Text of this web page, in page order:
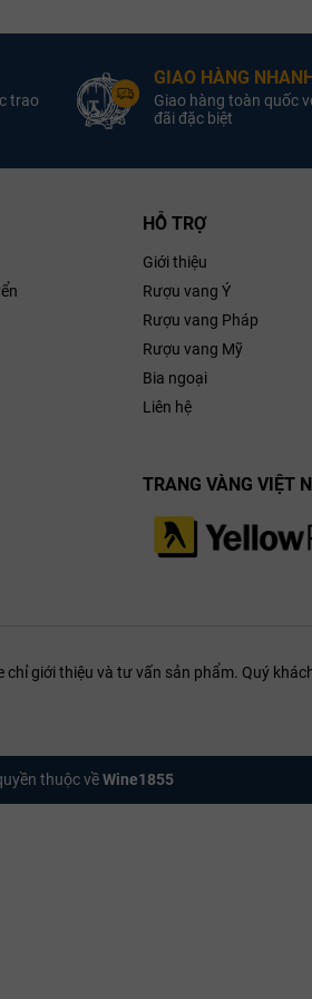
Giống nho:
Dung tích :
750ml
trao
GIAO HÀNG
Giao hàng toàn quốc
đãi đặc biệt
HỖ TRỢ
Giới thiệu
Rượu vang Ý
Rượu vang Pháp
Rượu vang Mỹ
Bia ngoại
Liên hệ
TRANG VÀNG VIỆT
giới thiệu và tư vấn sản phẩm. Quý
thuộc vềWine1855